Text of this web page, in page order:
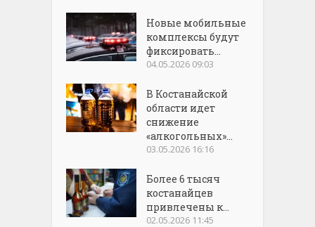
Новые мобильные
комплексы будут
фиксировать...
04.05.2026 09:03
В Костанайской
области идет
снижение
«алкогольных»...
03.05.2026 16:16
Более 6 тысяч
костанайцев
привлечены к...
02.05.2026 11:45